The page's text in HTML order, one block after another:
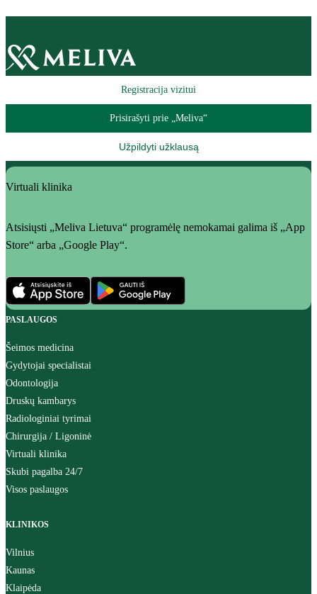
Registracija vizitui
Prisirašyti prie „Meliva“
Užpildyti užklausą
Virtuali klinika
Atsisiųsti „Meliva Lietuva“ programėlę nemokamai galima iš „App
Store“ arba „Google Play“.
PASLAUGOS
Šeimos medicina
Gydytojai specialistai
Odontologija
Druskų kambarys
Radiologiniai tyrimai
Chirurgija / Ligoninė
Virtuali klinika
Skubi pagalba 24/7
Visos paslaugos
KLINIKOS
Vilnius
Kaunas
Klaipėda